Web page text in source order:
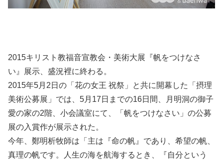
2015キリスト教福音宣教会・美術大展『帆をつけなさ
い』展示、盛況裡に終わる。
2015年5月2日の「花の女王 祝祭」と共に開幕した「摂理
美術公募展」では、5月17日までの16日間、月明洞の御子
愛の家の2階、小会議室にて、「帆をつけなさい」の公募
展の入賞作が展示された。
今年、鄭明析牧師は「主は『命の帆』であり、希望の帆、
真理の帆です。人生の海を航海するとき、『自分という